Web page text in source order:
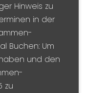
Hinweis zu
in der
Buchen: Um
und den
zu